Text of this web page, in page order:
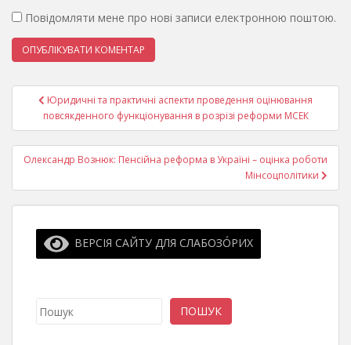
Повідомляти мене про нові записи електронною поштою.
Навігація
записів
Юридичні та практичні аспекти проведення оцінювання
повсякденного функціонування в розрізі реформи МСЕК
Олександр Вознюк: Пенсійна реформа в Україні – оцінка роботи
Мінсоцполітики
ВЕРСІЯ САЙТУ ДЛЯ СЛАБОЗО́РИХ
Пошук ПОШУК